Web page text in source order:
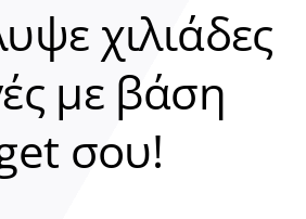
χιλιάδες
με βάση
σου!